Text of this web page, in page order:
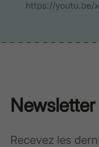
https://youtu.be/
Newsletter
Recevez les